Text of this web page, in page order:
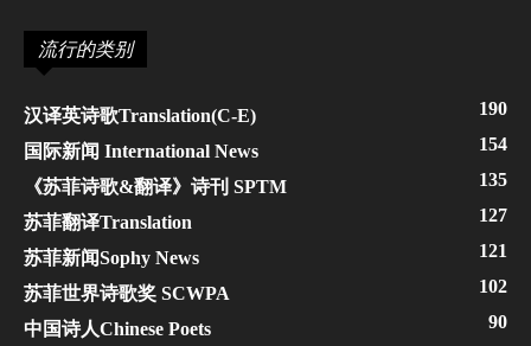
流行的类别
汉译英诗歌Translation(C-E) 190
国际新闻 International News 154
《苏菲诗歌&翻译》诗刊 SPTM 135
苏菲翻译Translation 127
苏菲新闻Sophy News 121
苏菲世界诗歌奖 SCWPA 102
中国诗人Chinese Poets 90